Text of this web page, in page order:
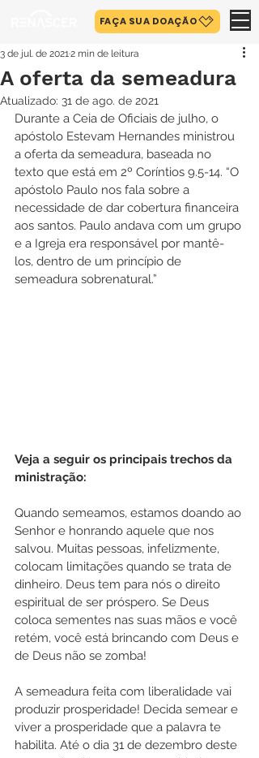
FAÇA SUA DOAÇÃO
A oferta da semeadura
3 de jul. de 20212 min de leitura
Atualizado: 31 de ago. de 2021
Durante a Ceia de Oficiais de julho, o
apóstolo Estevam Hernandes ministrou
a oferta da semeadura, baseada no
texto que está em 2º Coríntios 9.5-14. “O
apóstolo Paulo nos fala sobre a
necessidade de dar cobertura financeira
aos santos. Paulo andava com um grupo
e a Igreja era responsável por mantê-
los, dentro de um princípio de
semeadura sobrenatural.”
Veja a seguir os principais trechos da
ministração:
Quando semeamos, estamos doando ao
Senhor e honrando aquele que nos
salvou. Muitas pessoas, infelizmente,
colocam limitações quando se trata de
dinheiro. Deus tem para nós o direito
espiritual de ser próspero. Se Deus
coloca sementes nas suas mãos e você
retém, você está brincando com Deus e
de Deus não se zomba!
A semeadura feita com liberalidade vai
produzir prosperidade! Decida semear e
viver a prosperidade que a palavra te
habilita. Até o dia 31 de dezembro deste